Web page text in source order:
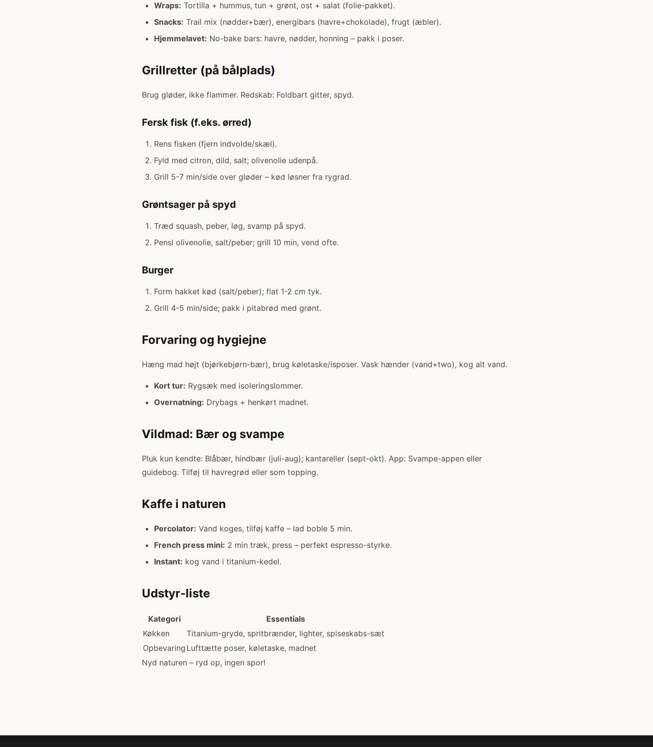
Wraps: Tortilla + hummus, tun + grønt, ost + salat (folie-pakket).
Snacks: Trail mix (nødder+bær), energibars (havre+chokolade), frugt (æbler).
Hjemmelavet: No-bake bars: havre, nødder, honning – pakk i poser.
Grillretter (på bålplads)
Brug gløder, ikke flammer. Redskab: Foldbart gitter, spyd.
Fersk fisk (f.eks. ørred)
Rens fisken (fjern indvolde/skæl).
Fyld med citron, dild, salt; olivenolie udenpå.
Grill 5-7 min/side over gløder – kød løsner fra rygrad.
Grøntsager på spyd
Træd squash, peber, løg, svamp på spyd.
Pensl olivenolie, salt/peber; grill 10 min, vend ofte.
Burger
Form hakket kød (salt/peber); flat 1-2 cm tyk.
Grill 4-5 min/side; pakk i pitabrød med grønt.
Forvaring og hygiejne
Hæng mad højt (bjørkebjørn-bær), brug køletaske/isposer. Vask hænder (vand+two), kog alt vand.
Kort tur: Rygsæk med isoleringslommer.
Overnatning: Drybags + henkørt madnet.
Vildmad: Bær og svampe
Pluk kun kendte: Blåbær, hindbær (juli-aug); kantareller (sept-okt). App: Svampe-appen eller
guidebog. Tilføj til havregrød eller som topping.
Kaffe i naturen
Percolator: Vand koges, tilføj kaffe – lad boble 5 min.
French press mini: 2 min træk, press – perfekt espresso-styrke.
Instant: kog vand i titanium-kedel.
Udstyr-liste
Kategori
Essentials
Køkken
Titanium-gryde, spritbrænder, lighter, spiseskabs-sæt
Opbevaring Lufttætte poser, køletaske, madnet
Nyd naturen – ryd op, ingen spor!